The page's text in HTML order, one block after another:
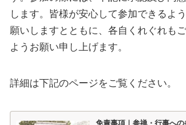
します。皆様が安心して参加できるよ
願いしますとともに、各自くれぐれも
ようお願い申し上げます。
詳細は下記のページをご覧ください。